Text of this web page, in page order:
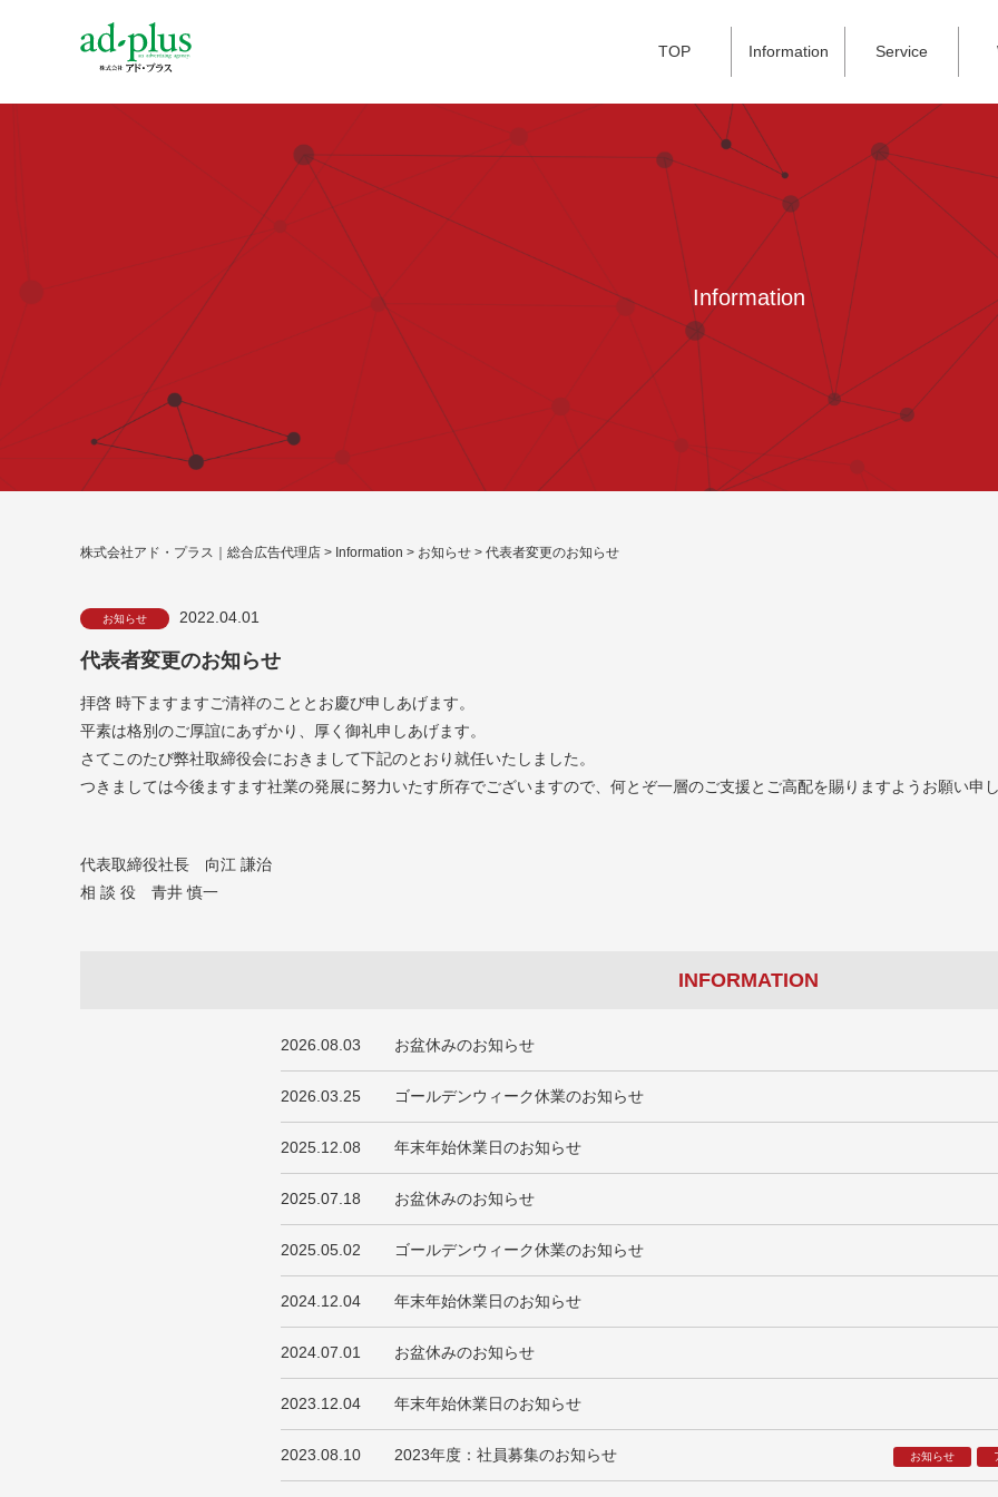
TOP Information Service
Information
株式会社アド・プラス｜総合広告代理店 > Information > お知らせ > 代表者変更のお知らせ
お知らせ 2022.04.01
代表者変更のお知らせ
拝啓 時下ますますご清祥のこととお慶び申しあげます。
平素は格別のご厚誼にあずかり、厚く御礼申しあげます。
さてこのたび弊社取締役会におきまして下記のとおり就任いたしました。
つきましては今後ますます社業の発展に努力いたす所存でございますので、何とぞ一層のご支援とご高配を賜りますようお願い申し
代表取締役社長 向江 謙治
相 談 役 青井 慎一
INFORMATION
2026.08.03 お盆休みのお知らせ
2026.03.25 ゴールデンウィーク休業のお知らせ
2025.12.08 年末年始休業日のお知らせ
2025.07.18 お盆休みのお知らせ
2025.05.02 ゴールデンウィーク休業のお知らせ
2024.12.04 年末年始休業日のお知らせ
2024.07.01 お盆休みのお知らせ
2023.12.04 年末年始休業日のお知らせ
2023.08.10 2023年度：社員募集のお知らせ お知らせ